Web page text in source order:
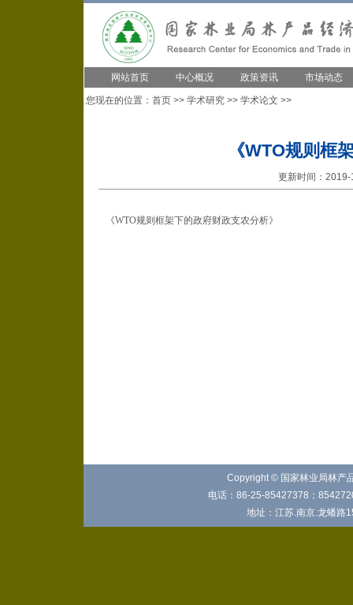
网站首页 中心概况 政策资讯 市场动态
您现在的位置： 首页 >> 学术研究 >> 学术论文 >>
《WTO规则框
更新时间：
《WTO规则框架下的政府财政支农分析》
Copyright © 国家林业局林产
电话：86-25-85427378；
地址：江苏.南京.龙蟠路